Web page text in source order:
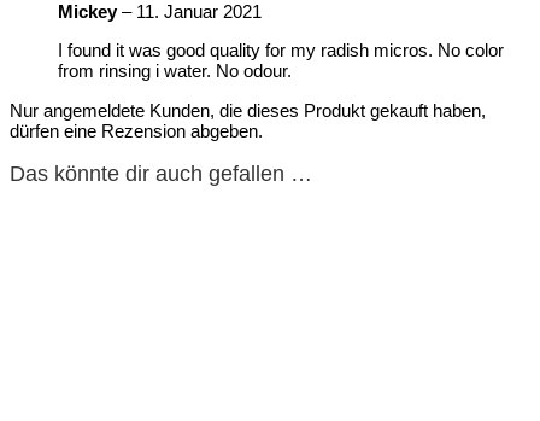
Mickey– 11. Januar 2021
I found it was good quality for my radish micros. No color
from rinsing i water. No odour.
Nur angemeldete Kunden, die dieses Produkt gekauft haben,
dürfen eine Rezension abgeben.
Das könnte dir auch gefallen …